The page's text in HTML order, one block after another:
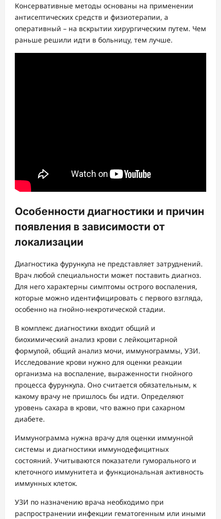
Консервативные методы основаны на применении
антисептических средств и физиотерапии, а
оперативный – на вскрытии хирургическим путем. Чем
раньше решили идти в больницу, тем лучше.
Особенности диагностики и причин
появления в зависимости от
локализации
Диагностика фурункула не представляет затруднений.
Врач любой специальности может поставить диагноз.
Для него характерны симптомы острого воспаления,
которые можно идентифицировать с первого взгляда,
особенно на гнойно-некротической стадии.
В комплекс диагностики входит общий и
биохимический анализ крови с лейкоцитарной
формулой, общий анализ мочи, иммунограммы, УЗИ.
Исследование крови нужно для оценки реакции
организма на воспаление, выраженности гнойного
процесса фурункула. Оно считается обязательным, к
какому врачу не пришлось бы идти. Определяют
уровень сахара в крови, что важно при сахарном
диабете.
Иммунограмма нужна врачу для оценки иммунной
системы и диагностики иммунодефицитных
состояний. Учитываются показатели гуморального и
клеточного иммунитета и функциональная активность
иммунных клеток.
УЗИ по назначению врача необходимо при
распространении инфекции гематогенным или иными